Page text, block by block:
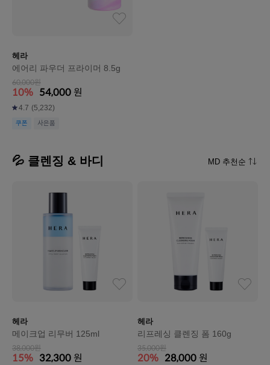
헤라
에어리 파우더 프라이머 8.5g
60,000원
10% 54,000 원
4.7 (5,232)
쿠폰 사은품
💦 클렌징 & 바디 MD 추천순
헤라
메이크업 리무버 125ml
38,000원
15% 32,300 원
헤라
리프레싱 클렌징 폼 160g
35,000원
20% 28,000 원